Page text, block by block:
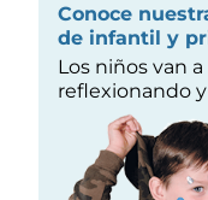
Conoce
de infantil y
Los niños van
reflexionando